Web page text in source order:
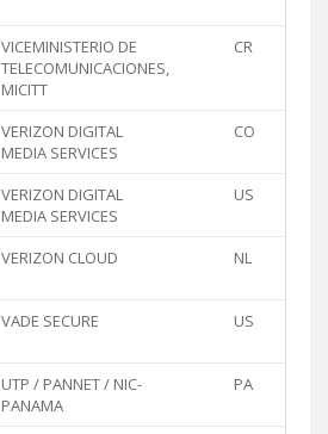
VICEMINISTERIO DE
TELECOMUNICACIONES,
MICITT
CR
VERIZON DIGITAL
MEDIA SERVICES
CO
VERIZON DIGITAL
MEDIA SERVICES
US
VERIZON CLOUD NL
VADE SECURE US
UTP / PANNET / NIC-
PANAMA
PA